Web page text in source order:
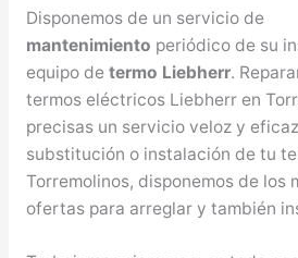
Disponemos de un servicio de
mantenimiento periódico de su
equipo de termo Liebherr.
termos eléctricos Liebherr en
precisas un servicio veloz y
substitución o instalación de tu
Torremolinos, disponemos de los
ofertas para arreglar y también